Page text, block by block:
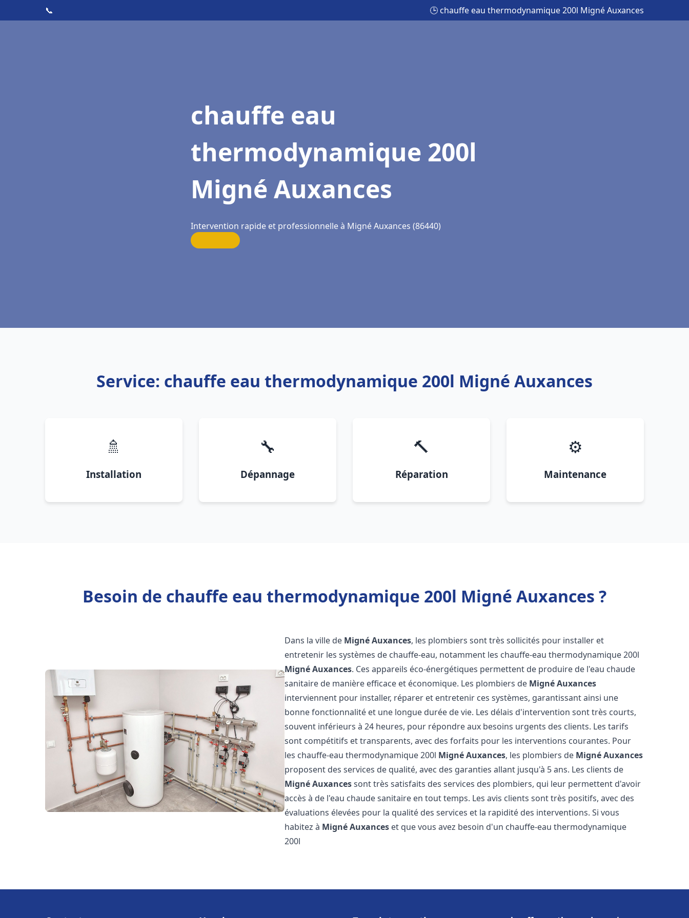
📞 🕒 chauffe eau thermodynamique 200l Migné Auxances
chauffe eau
thermodynamique 200l
Migné Auxances
Intervention rapide et professionnelle à Migné Auxances (86440)
Service: chauffe eau thermodynamique 200l Migné Auxances
🚿
Installation
🔧
Dépannage
🔨
Réparation
⚙️
Maintenance
Besoin de chauffe eau thermodynamique 200l Migné Auxances ?
Dans la ville de Migné Auxances, les plombiers sont très sollicités pour installer et
entretenir les systèmes de chauffe-eau, notamment les chauffe-eau thermodynamique 200l
Migné Auxances. Ces appareils éco-énergétiques permettent de produire de l'eau chaude
sanitaire de manière efficace et économique. Les plombiers de Migné Auxances
interviennent pour installer, réparer et entretenir ces systèmes, garantissant ainsi une
bonne fonctionnalité et une longue durée de vie. Les délais d'intervention sont très courts,
souvent inférieurs à 24 heures, pour répondre aux besoins urgents des clients. Les tarifs
sont compétitifs et transparents, avec des forfaits pour les interventions courantes. Pour
les chauffe-eau thermodynamique 200l Migné Auxances, les plombiers de Migné Auxances
proposent des services de qualité, avec des garanties allant jusqu'à 5 ans. Les clients de
Migné Auxancessont très satisfaits des services des plombiers, qui leur permettent d'avoir
accès à de l'eau chaude sanitaire en tout temps. Les avis clients sont très positifs, avec des
évaluations élevées pour la qualité des services et la rapidité des interventions. Si vous
habitez à Migné Auxances et que vous avez besoin d'un chauffe-eau thermodynamique
200l